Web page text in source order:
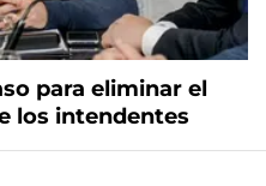
para eliminar el
los intendentes